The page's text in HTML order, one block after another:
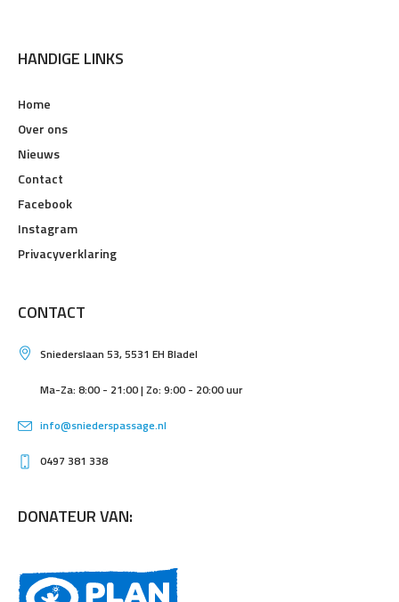
HANDIGE LINKS
Home
Over ons
Nieuws
Contact
Facebook
Instagram
Privacyverklaring
CONTACT
Sniederslaan 53, 5531 EH Bladel
Ma-Za: 8:00 - 21:00 | Zo: 9:00 - 20:00 uur
info@sniederspassage.nl
0497 381 338
DONATEUR VAN: